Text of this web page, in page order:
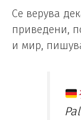
Се верува
приведени,
и мир,